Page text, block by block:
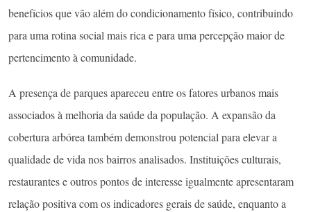
benefícios que vão além do condicionamento físico, contribuindo
para uma rotina social mais rica e para uma percepção maior de
pertencimento à comunidade.
A presença de parques apareceu entre os fatores urbanos mais
associados à melhoria da saúde da população. A expansão da
cobertura arbórea também demonstrou potencial para elevar a
qualidade de vida nos bairros analisados. Instituições culturais,
restaurantes e outros pontos de interesse igualmente apresentaram
relação positiva com os indicadores gerais de saúde, enquanto a